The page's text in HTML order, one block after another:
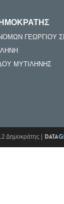
ΓΕΩΡΓΙΟΥ
ΜΥΤΙΛΗΝΗΣ
Δημοκράτης |